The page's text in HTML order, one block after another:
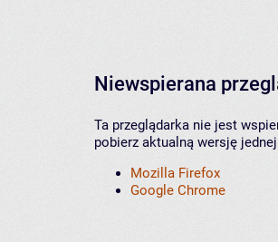
Niewspierana
Ta przeglądarka nie jest
pobierz aktualną wersję
Mozilla Firefox
Google Chrome